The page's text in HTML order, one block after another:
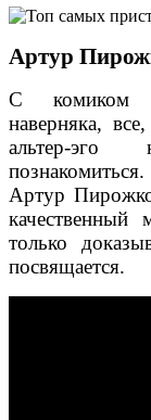
Артур
С комиком
наверняка,
альтер-эго
Артур
качественный
только
посвящается.